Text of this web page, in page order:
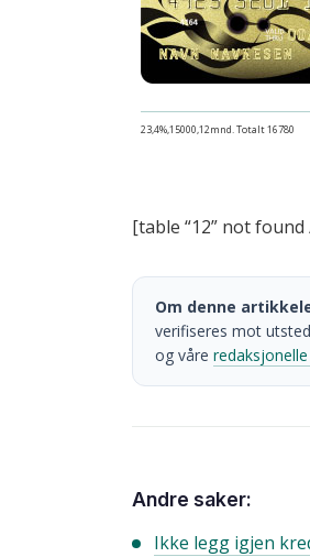
23,4%,15000,12mnd. Totalt 16780
[table “12” not found
Om denne
verifiseres mot
og våre
Andre saker:
Ikke legg igjen